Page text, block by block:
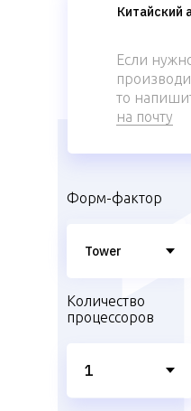
Форм-фактор
Количество
процессоров
Если
то
на почту